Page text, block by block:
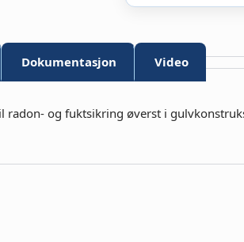
Dokumentasjon Video
radon- og fuktsikring øverst i